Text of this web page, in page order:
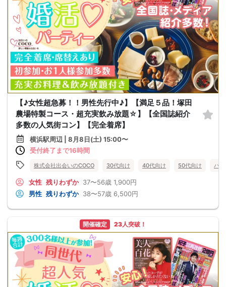
【♪女性超急募！！男性先行中♪】【満足５品！塚田
農場特製コース・超充実飲み放題☆】【全国誌紹介
多数の人気街コン】【完全着席】
横浜駅周辺 | 8月8日(土) 15:00〜
受付終了まで16時間
株式会社出会いのCOCO 30代向け 40代向け 50代向け バ
女性 残りわずか 37〜56歳 1,900円
男性 残りわずか 38〜57歳 6,500円
開催確定 23人突破！